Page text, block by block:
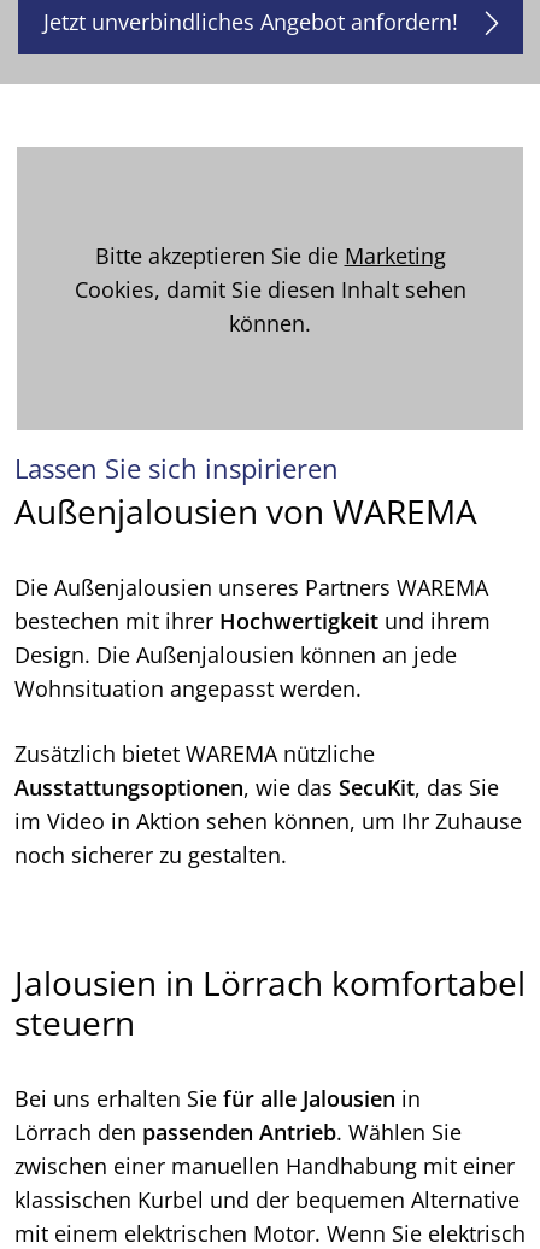
Jetzt unverbindliches Angebot anfordern!
Bitte akzeptieren Sie die Marketing
Cookies, damit Sie diesen Inhalt sehen
können.
Lassen Sie sich inspirieren
Außenjalousien von WAREMA
Die Außenjalousien unseres Partners WAREMA
bestechen mit ihrer Hochwertigkeit und ihrem
Design. Die Außenjalousien können an jede
Wohnsituation angepasst werden.
Zusätzlich bietet WAREMA nützliche
Ausstattungsoptionen, wie das SecuKit, das Sie
im Video in Aktion sehen können, um Ihr Zuhause
noch sicherer zu gestalten.
Jalousien in Lörrach komfortabel
steuern
Bei uns erhalten Sie für alle Jalousien in
Lörrach den passenden Antrieb. Wählen Sie
zwischen einer manuellen Handhabung mit einer
klassischen Kurbel und der bequemen Alternative
mit einem elektrischen Motor. Wenn Sie elektrisch